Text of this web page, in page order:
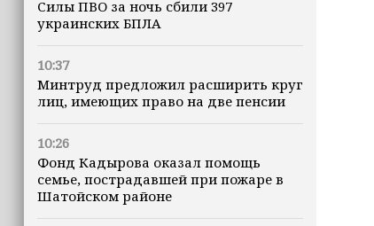
Силы ПВО за ночь сбили 397
украинских БПЛА
10:37
Минтруд предложил расширить круг
лиц, имеющих право на две пенсии
10:26
Фонд Кадырова оказал помощь
семье, пострадавшей при пожаре в
Шатойском районе